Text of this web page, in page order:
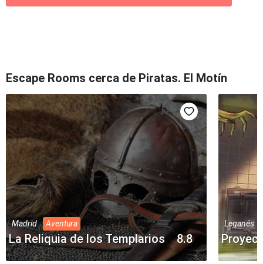
Escape Rooms cerca de Piratas. El Motín
Madrid Aventura
La Reliquia de los Templarios 8.8
Leganés